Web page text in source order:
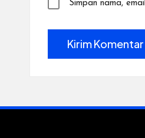
Simpan nama,